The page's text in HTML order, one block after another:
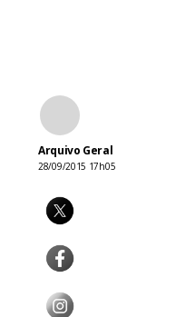
Arquivo Geral
28/09/2015 17h05